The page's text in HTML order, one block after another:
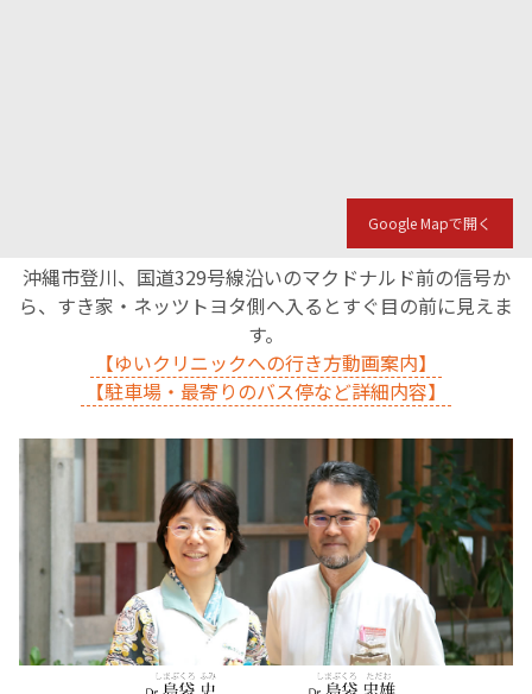
Google Mapで開く
沖縄市登川、国道329号線沿いのマクドナルド前の信号か
ら、すき家・ネッツトヨタ側へ入るとすぐ目の前に見えま
す。
【ゆいクリニックへの行き方動画案内】
【駐車場・最寄りのバス停など詳細内容】